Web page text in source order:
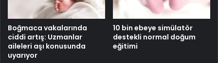
Boğmaca vakalarında
ciddi artış: Uzmanlar
aileleri aşı konusunda
uyarıyor
10 bin ebeye simülatör
destekli normal doğum
eğitimi